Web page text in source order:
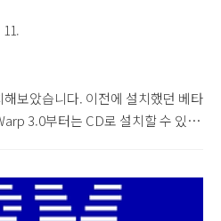
보았습니다. 이전에 설치했던 베타
3.0부터는 CD로 설치할 수 있습
과 1번 디스켓만 따로 있으면 CD로
에 있는 디스크 파일을 모두 꺼내서